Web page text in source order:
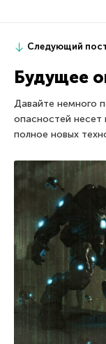
Следующий
Будущее
Давайте немного
опасностей несет
полное новых